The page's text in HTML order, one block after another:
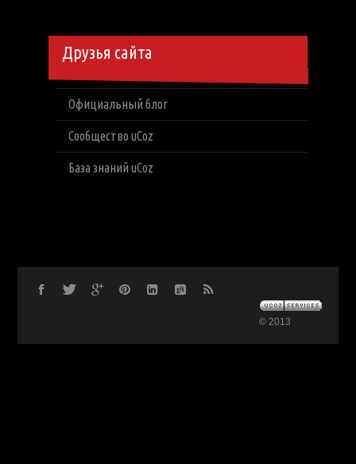
Друзья сайта
Официальный блог
Сообщество uCoz
База знаний uCoz
© 2013